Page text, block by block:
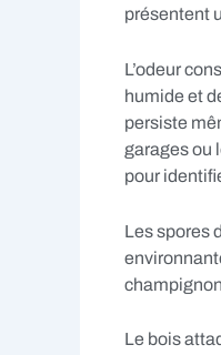
présentent
L’odeur
humide et
persiste
garages ou
pour
Les spores
Le bois